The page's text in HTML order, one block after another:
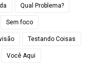
Qual Problema?
Sem foco
Testando Coisas
Você Aqui